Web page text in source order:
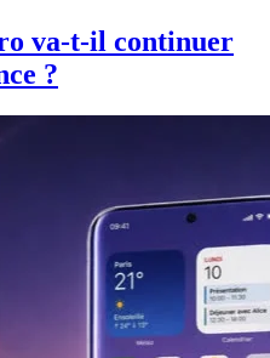
va-t-il continuer
?